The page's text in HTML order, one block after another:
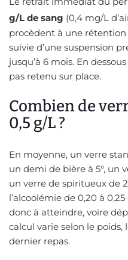
g/L de sang (0,4 mg/L
procèdent à une
suivie d’une suspension
jusqu’à 6 mois. En
pas retenu sur place.
Combien de
0,5 g/L ?
En moyenne, un verre
un demi de bière à 5°, un
un verre de spiritueux de
l’alcoolémie de 0,20 à
donc à atteindre, voire
calcul varie selon le
dernier repas.